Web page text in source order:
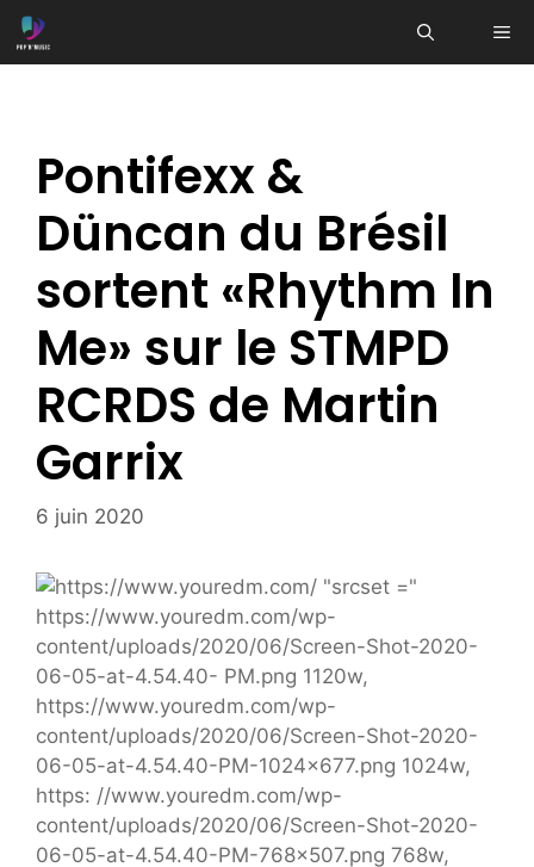
Aller
au
Pontifexx &
Düncan du Brésil
sortent «Rhythm In
Me» sur le STMPD
RCRDS de Martin
Garrix
6 juin 2020